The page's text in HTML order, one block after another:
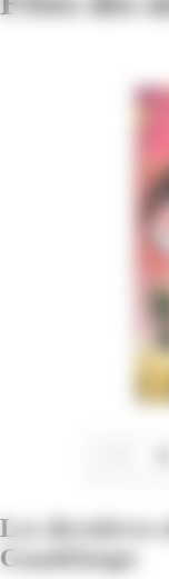
Les dernières
Guadeloupe